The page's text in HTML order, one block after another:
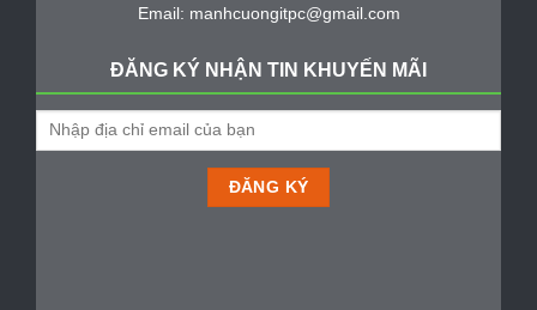
Email: manhcuongitpc@gmail.com
ĐĂNG KÝ NHẬN TIN KHUYẾN MÃI